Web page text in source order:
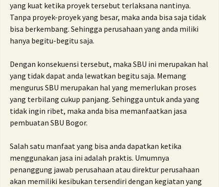
yang kuat ketika proyek tersebut terlaksana nantinya.
Tanpa proyek-proyek yang besar, maka anda bisa saja tidak
bisa berkembang. Sehingga perusahaan yang anda miliki
hanya begitu-begitu saja.
Dengan konsekuensi tersebut, maka SBU ini merupakan hal
yang tidak dapat anda lewatkan begitu saja. Memang
mengurus SBU merupakan hal yang memerlukan proses
yang terbilang cukup panjang. Sehingga untuk anda yang
tidak ingin ribet, maka anda bisa memanfaatkan jasa
pembuatan SBU Bogor.
Salah satu manfaat yang bisa anda dapatkan ketika
menggunakan jasa ini adalah praktis. Umumnya
penanggung jawab perusahaan atau direktur perusahaan
akan memiliki kesibukan tersendiri dengan kegiatan yang